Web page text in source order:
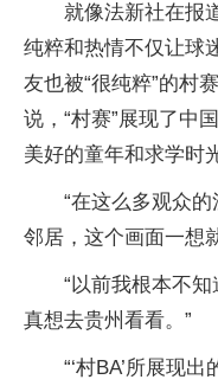
就像法新社在报
纯粹和热情不仅让球
友也被“很纯粹”的村
说，“村赛”展现了中
美好的童年和求学
“在这么多观众
邻居，这个画面一想
“以前我根本不
真想去贵州看看。”
“‘村BA’所展现